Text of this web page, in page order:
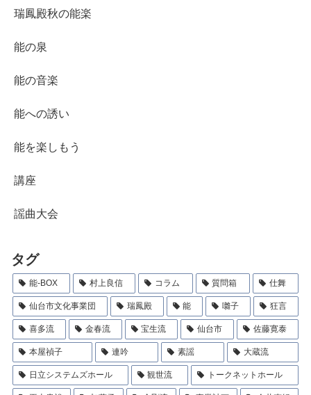
瑞鳳殿秋の能楽
能の泉
能の音楽
能への誘い
能を楽しもう
講座
謡曲大会
タグ
能-BOX 村上良信 コラム 質問箱 仕舞
仙台市文化事業団 瑞鳳殿 能 囃子 狂言
喜多流 金春流 宝生流 仙台市 佐藤寛泰
本屋禎子 連吟 素謡 大蔵流
日立システムズホール 観世流 トークネットホール